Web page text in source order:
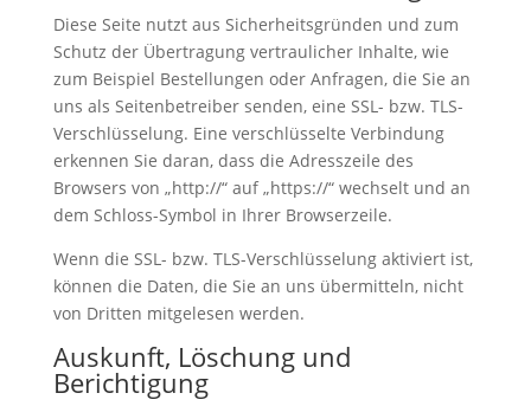
Diese Seite nutzt aus Sicherheitsgründen und zum
Schutz der Übertragung vertraulicher Inhalte, wie
zum Beispiel Bestellungen oder Anfragen, die Sie an
uns als Seitenbetreiber senden, eine SSL- bzw. TLS-
Verschlüsselung. Eine verschlüsselte Verbindung
erkennen Sie daran, dass die Adresszeile des
Browsers von „http://“ auf „https://“ wechselt und an
dem Schloss-Symbol in Ihrer Browserzeile.
Wenn die SSL- bzw. TLS-Verschlüsselung aktiviert ist,
können die Daten, die Sie an uns übermitteln, nicht
von Dritten mitgelesen werden.
Auskunft, Löschung und
Berichtigung